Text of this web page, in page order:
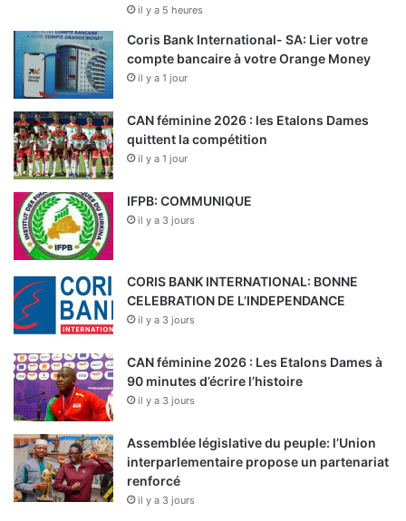
il y a 5 heures
Coris Bank International- SA: Lier votre
compte bancaire à votre Orange Money
il y a 1 jour
CAN féminine 2026 : les Etalons Dames
quittent la compétition
il y a 1 jour
IFPB: COMMUNIQUE
il y a 3 jours
CORIS BANK INTERNATIONAL: BONNE
CELEBRATION DE L’INDEPENDANCE
il y a 3 jours
CAN féminine 2026 : Les Etalons Dames à
90 minutes d’écrire l’histoire
il y a 3 jours
Assemblée législative du peuple: l’Union
interparlementaire propose un partenariat
renforcé
il y a 3 jours